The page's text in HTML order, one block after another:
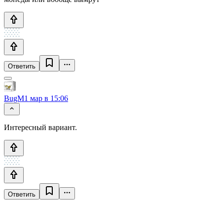
Ответить
BugM1 мар в 15:06
Интересный вариант.
Ответить